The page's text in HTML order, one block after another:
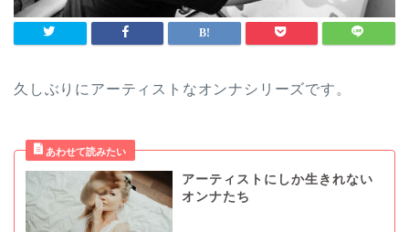
久しぶりにアーティストなオンナシリーズです。
アーティストにしか生きれない
オンナたち